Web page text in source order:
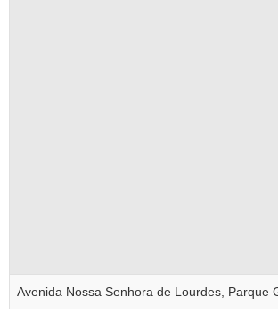
Avenida Nossa Senhora de Lourdes, Parque